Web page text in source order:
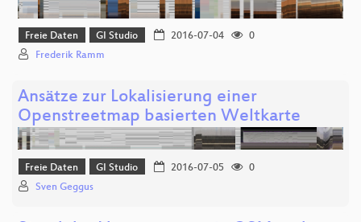
Freie Daten GI Studio 2016-07-04
0
Frederik Ramm
Ansätze zur Lokalisierung einer
Openstreetmap basierten Weltkarte
Freie Daten GI Studio 2016-07-05
0
Sven Geggus